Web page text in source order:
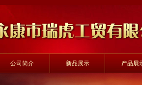
公司简介 新品展示 产品展